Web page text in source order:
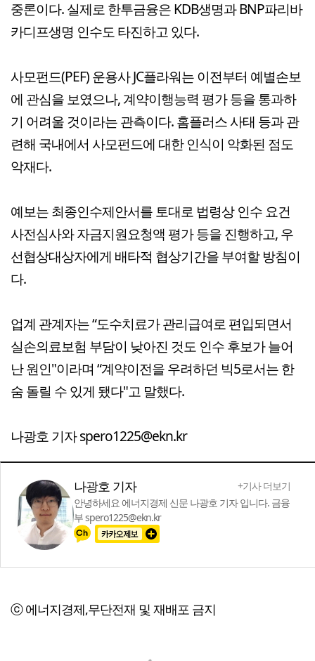
중론이다. 실제로 한투금융은 KDB생명과 BNP파리바
카디프생명 인수도 타진하고 있다.
사모펀드(PEF) 운용사 JC플라워는 이전부터 예별손보
에 관심을 보였으나, 계약이행능력 평가 등을 통과하
기 어려울 것이라는 관측이다. 홈플러스 사태 등과 관
련해 국내에서 사모펀드에 대한 인식이 악화된 점도
악재다.
예보는 최종인수제안서를 토대로 법령상 인수 요건
사전심사와 자금지원요청액 평가 등을 진행하고, 우
선협상대상자에게 배타적 협상기간을 부여할 방침이
다.
업계 관계자는 “도수치료가 관리급여로 편입되면서
실손의료보험 부담이 낮아진 것도 인수 후보가 늘어
난 원인"이라며 “계약이전을 우려하던 빅5로서는 한
숨 돌릴 수 있게 됐다"고 말했다.
나광호 기자 spero1225@ekn.kr
나광호 기자
+기사 더보기
안녕하세요 에너지경제 신문 나광호 기자 입니다. 금융
부 spero1225@ekn.kr
ⓒ 에너지경제,무단전재 및 재배포 금지